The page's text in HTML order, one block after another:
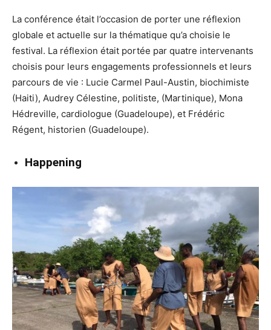
La conférence était l’occasion de porter une réflexion
globale et actuelle sur la thématique qu’a choisie le
festival. La réflexion était portée par quatre intervenants
choisis pour leurs engagements professionnels et leurs
parcours de vie : Lucie Carmel Paul-Austin, biochimiste
(Haiti), Audrey Célestine, politiste, (Martinique), Mona
Hédreville, cardiologue (Guadeloupe), et Frédéric
Régent, historien (Guadeloupe).
Happening